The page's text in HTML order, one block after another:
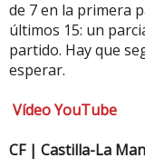
de 7 en la primera
últimos 15: un
partido. Hay que
esperar.
Vídeo YouTube
CF | Castilla-La